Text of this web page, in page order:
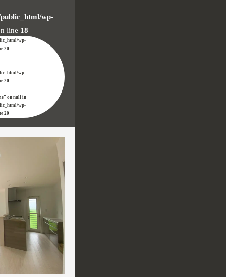
wp-
line 18
wp-
20
wp-
20
on null in
wp-
20